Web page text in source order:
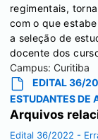
regimentais,
com o que
a seleção de
docente dos
Campus: Curitiba
EDITAL 36/
ESTUDANTES DE
Arquivos
Edital 36/2022 -